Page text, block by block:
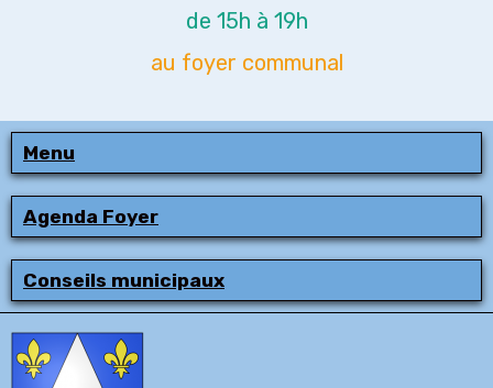
de 15h à 19h
au foyer communal
Menu
Agenda Foyer
Conseils municipaux